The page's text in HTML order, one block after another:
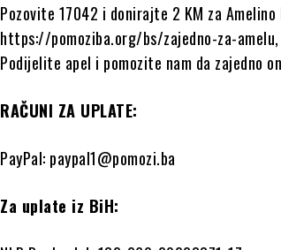
Pozovite 17042 i donirajte 2 KM za
https://pomoziba.org/bs/zajedno-za-
Podijelite apel i pomozite nam da zajedno
RAČUNI ZA UPLATE:
PayPal: paypal1@pomozi.ba
Za uplate iz BiH: